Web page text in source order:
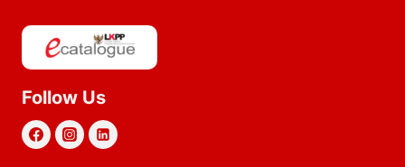
Follow Us